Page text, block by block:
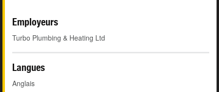
Employeurs
Turbo Plumbing & Heating Ltd
Langues
Anglais